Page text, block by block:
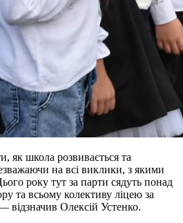
як школа розвивається та
на всі виклики, з якими
року тут за парти сядуть понад
та всьому колективу ліцею за
відзначив Олексій Устенко.